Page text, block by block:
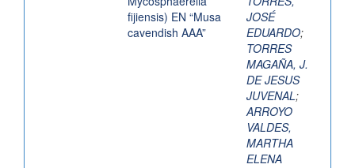
fijiensis) EN “Musa
cavendish AAA”
JOSÉ
EDUARDO;
TORRES
MAGAÑA, J.
DE JESUS
JUVENAL;
ARROYO
VALDES,
MARTHA
ELENA